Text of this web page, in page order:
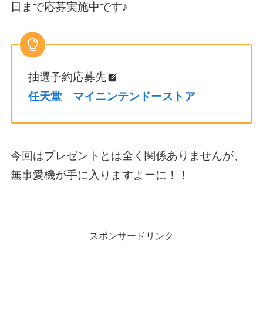
日まで応募実施中です♪
抽選予約応募先
任天堂 マイニンテンドーストア
今回はプレゼントとは全く関係ありませんが、
無事愛機が手に入りますよーに！！
スポンサードリンク